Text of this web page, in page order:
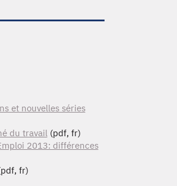
et nouvelles séries
du travail(pdf, fr)
2013: différences
fr)